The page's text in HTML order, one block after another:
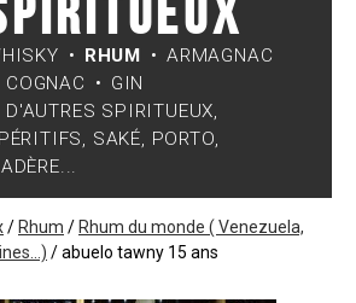
RHUM
ARMAGNAC
COGNAC
GIN
D'AUTRES SPIRITUEUX,
SAKÉ, PORTO,
/Rhum /Rhum du monde ( Venezuela,
/abuelo tawny 15 ans